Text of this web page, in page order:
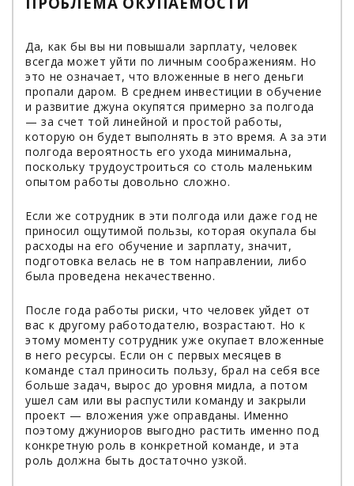
Да, как бы вы ни повышали зарплату, человек
всегда может уйти по личным соображениям. Но
это не означает, что вложенные в него деньги
пропали даром. В среднем инвестиции в обучение
и развитие джуна окупятся примерно за полгода
— за счет той линейной и простой работы,
которую он будет выполнять в это время. А за эти
полгода вероятность его ухода минимальна,
поскольку трудоустроиться со столь маленьким
опытом работы довольно сложно.
Если же сотрудник в эти полгода или даже год не
приносил ощутимой пользы, которая окупала бы
расходы на его обучение и зарплату, значит,
подготовка велась не в том направлении, либо
была проведена некачественно.
После года работы риски, что человек уйдет от
вас к другому работодателю, возрастают. Но к
этому моменту сотрудник уже окупает вложенные
в него ресурсы. Если он с первых месяцев в
команде стал приносить пользу, брал на себя все
больше задач, вырос до уровня мидла, а потом
ушел сам или вы распустили команду и закрыли
проект — вложения уже оправданы. Именно
поэтому джуниоров выгодно растить именно под
конкретную роль в конкретной команде, и эта
роль должна быть достаточно узкой.